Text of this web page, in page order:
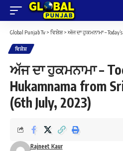
Global Punjab Tv > ਵਿਸ਼ੇਸ਼> ਅੱਜ ਦਾ ਹੁਕਮਨਾਮਾ – Today’s
ਵਿਸ਼ੇਸ਼
ਅੱਜ ਦਾ ਹੁਕਮਨਾਮਾ –
Hukamnama from
(6th July, 2023)
Rajneet Kaur